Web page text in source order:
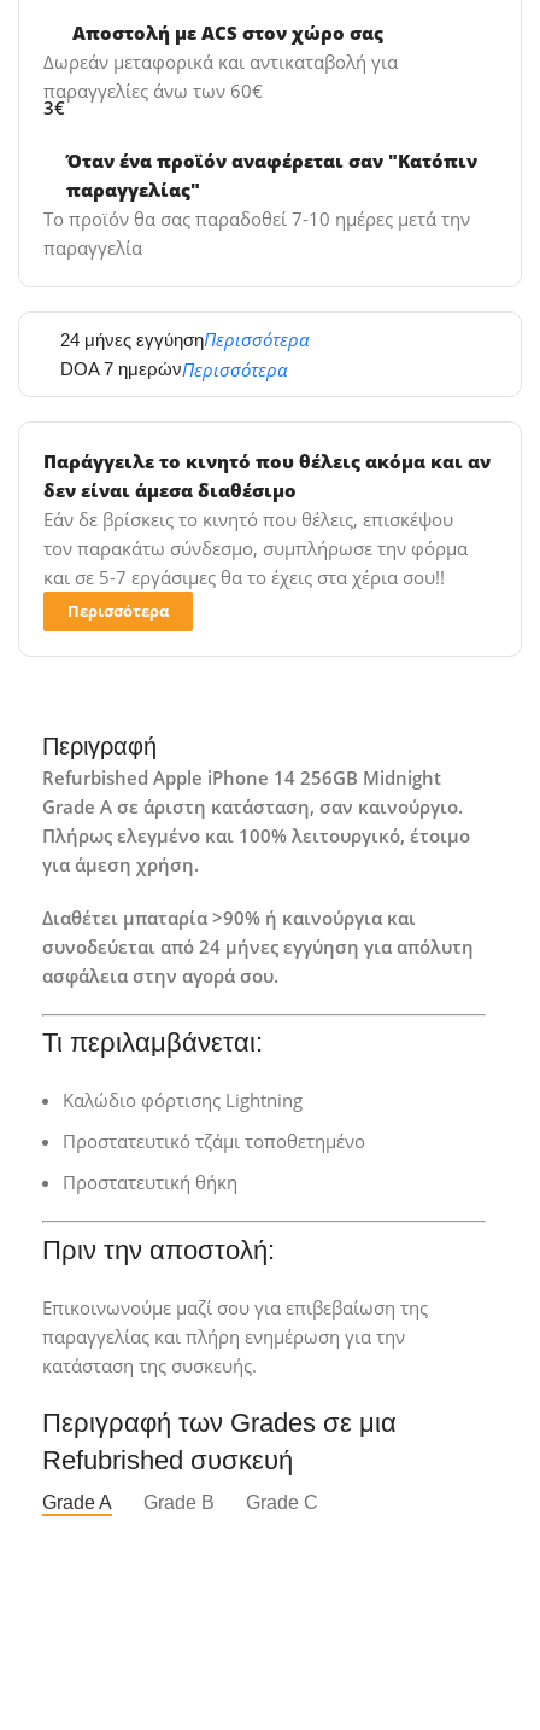
Αποστολή με ACS στον χώρο σας
Δωρεάν μεταφορικά και αντικαταβολή για
παραγγελίες άνω των 60€
3€
Όταν ένα προϊόν αναφέρεται σαν "Κατόπιν
παραγγελίας"
Το προϊόν θα σας παραδοθεί 7-10 ημέρες μετά την
παραγγελία
24 μήνες εγγύησηΠερισσότερα
DOA 7 ημερώνΠερισσότερα
Παράγγειλε το κινητό που θέλεις ακόμα και αν
δεν είναι άμεσα διαθέσιμο
Εάν δε βρίσκεις το κινητό που θέλεις, επισκέψου
τον παρακάτω σύνδεσμο, συμπλήρωσε την φόρμα
και σε 5-7 εργάσιμες θα το έχεις στα χέρια σου!!
Περισσότερα
Περιγραφή
Refurbished Apple iPhone 14 256GB Midnight
Grade A σε άριστη κατάσταση, σαν καινούργιο.
Πλήρως ελεγμένο και 100% λειτουργικό, έτοιμο
για άμεση χρήση.
Διαθέτει μπαταρία >90% ή καινούργια και
συνοδεύεται από 24 μήνες εγγύηση για απόλυτη
ασφάλεια στην αγορά σου.
Τι περιλαμβάνεται:
Καλώδιο φόρτισης Lightning
Προστατευτικό τζάμι τοποθετημένο
Προστατευτική θήκη
Πριν την αποστολή:
Επικοινωνούμε μαζί σου για επιβεβαίωση της
παραγγελίας και πλήρη ενημέρωση για την
κατάσταση της συσκευής.
Περιγραφή των Grades σε μια
Refubrished συσκευή
Grade A Grade B Grade C